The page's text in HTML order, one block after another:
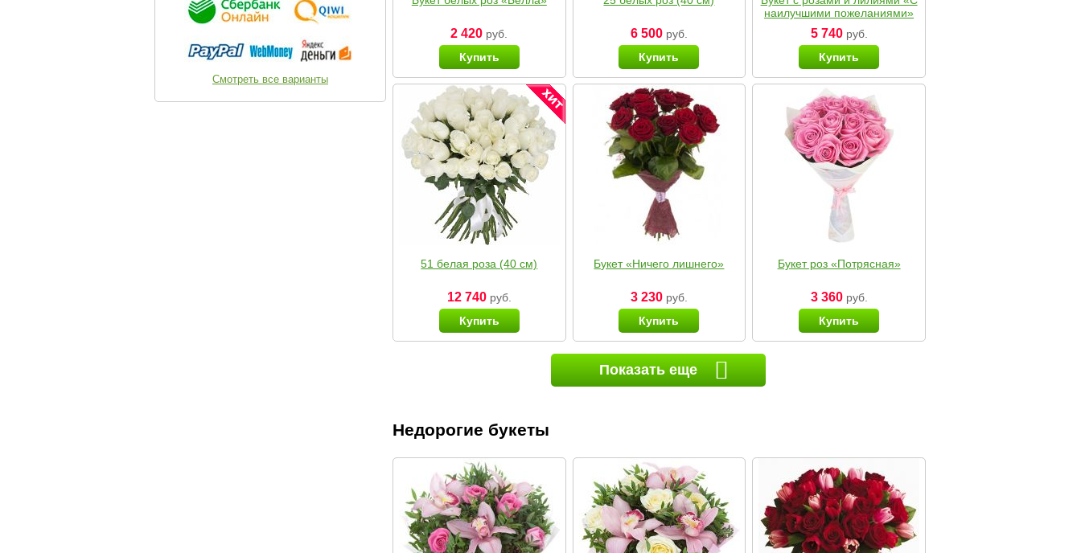
Смотреть все варианты
2 420 руб.
Купить
6 500руб.
Купить
наилучшими пожеланиями»
5 740руб.
Купить
51 белая роза (40 см)
12 740руб.
Купить
Букет «Ничего лишнего»
3 230руб.
Купить
Букет роз «Потрясная»
3 360руб.
Купить
Показать еще
Недорогие букеты